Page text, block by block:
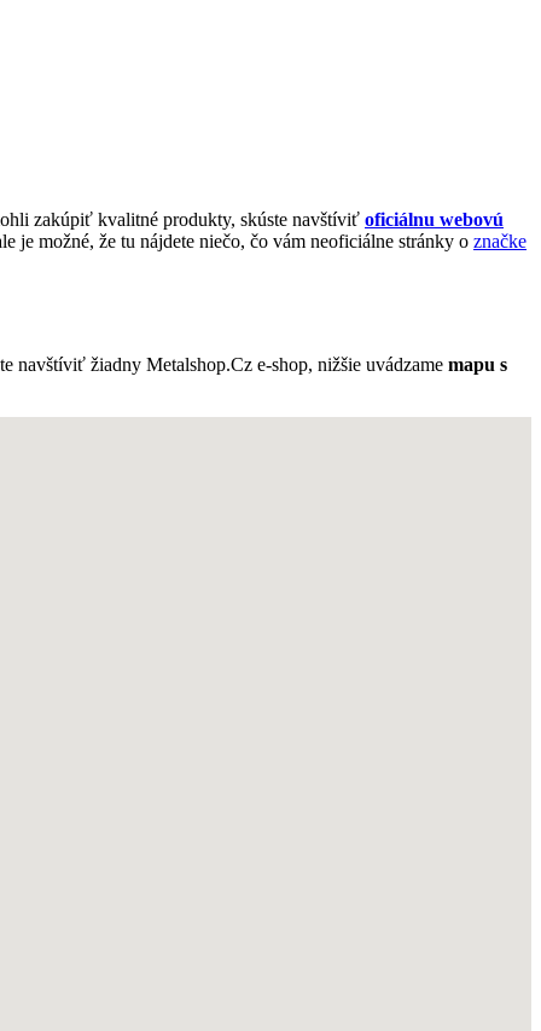
zakúpiť kvalitné produkty, skúste navštíviť oficiálnu webovú
je možné, že tu nájdete niečo, čo vám neoficiálne stránky o značke
navštíviť žiadny Metalshop.Cz e-shop, nižšie uvádzame mapu s